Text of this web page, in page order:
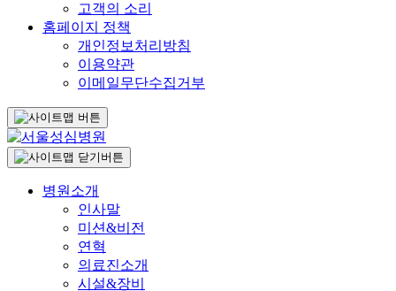
고객의 소리
홈페이지 정책
개인정보처리방침
이용약관
이메일무단수집거부
병원소개
인사말
미션&비전
연혁
의료진소개
시설&장비